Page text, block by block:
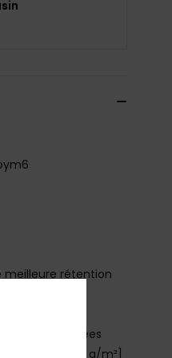
meilleure rétention
fibres recyclées
recyclé [190 g/m²]